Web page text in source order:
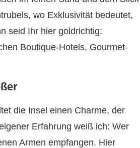
wo Exklusivität bedeutet,
seid Ihr hier goldrichtig:
Boutique-Hotels, Gourmet-
die Insel einen Charme, der
Erfahrung weiß ich: Wer
Armen empfangen. Hier